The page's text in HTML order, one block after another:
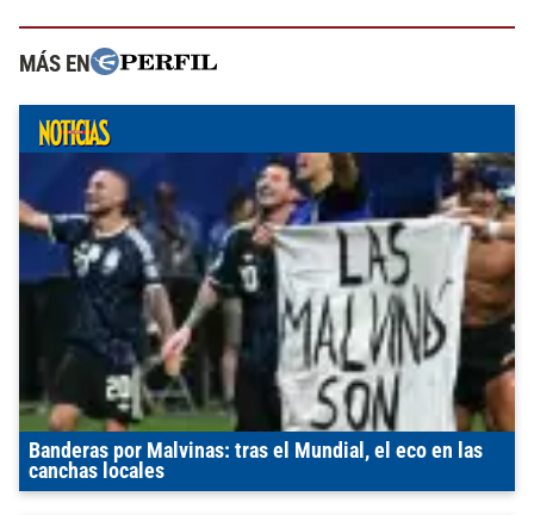
MÁS EN
Banderas por Malvinas: tras el Mundial, el eco en las
canchas locales